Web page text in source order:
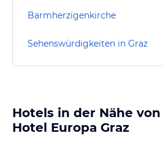
Barmherzigenkirche
Sehenswürdigkeiten in Graz
Hotels in der Nähe
Hotel Europa Graz